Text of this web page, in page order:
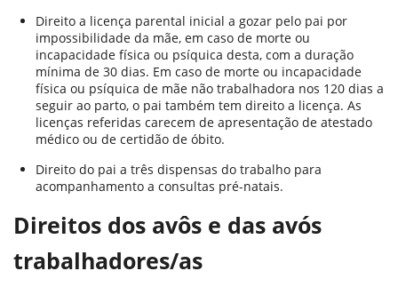
Direito a licença parental inicial a gozar pelo pai por
impossibilidade da mãe, em caso de morte ou
incapacidade física ou psíquica desta, com a duração
mínima de 30 dias. Em caso de morte ou incapacidade
física ou psíquica de mãe não trabalhadora nos 120 dias a
seguir ao parto, o pai também tem direito a licença. As
licenças referidas carecem de apresentação de atestado
médico ou de certidão de óbito.
Direito do pai a três dispensas do trabalho para
acompanhamento a consultas pré-natais.
Direitos dos avôs e das avós
trabalhadores/as